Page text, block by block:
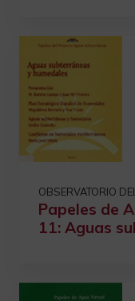
OBSERVATORIO
Papeles de
11: Aguas